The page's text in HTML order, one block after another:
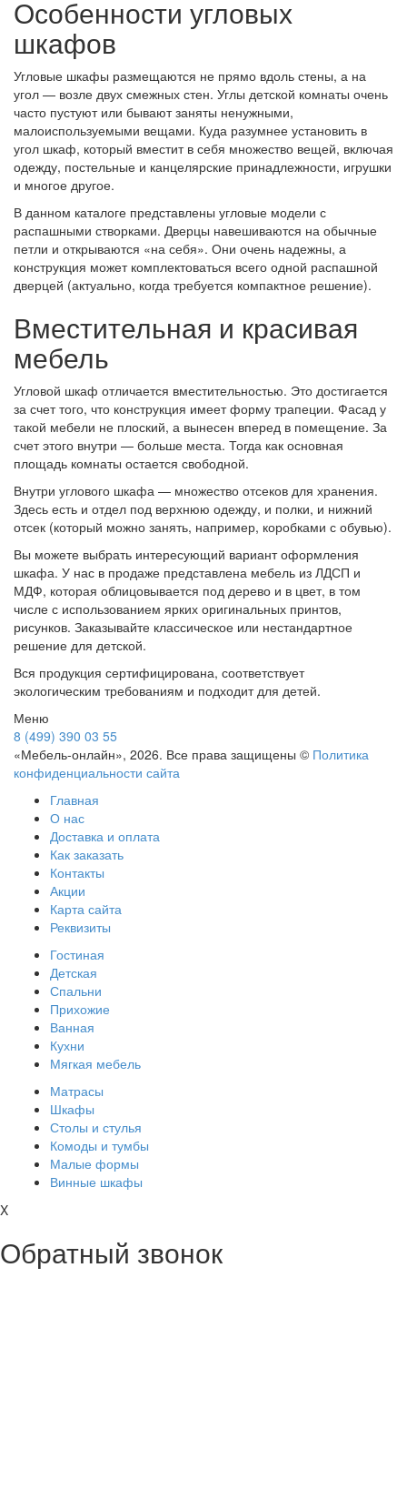
Особенности угловых
шкафов
Угловые шкафы размещаются не прямо вдоль стены, а на
угол — возле двух смежных стен. Углы детской комнаты очень
часто пустуют или бывают заняты ненужными,
малоиспользуемыми вещами. Куда разумнее установить в
угол шкаф, который вместит в себя множество вещей, включая
одежду, постельные и канцелярские принадлежности, игрушки
и многое другое.
В данном каталоге представлены угловые модели с
распашными створками. Дверцы навешиваются на обычные
петли и открываются «на себя». Они очень надежны, а
конструкция может комплектоваться всего одной распашной
дверцей (актуально, когда требуется компактное решение).
Вместительная и красивая
мебель
Угловой шкаф отличается вместительностью. Это достигается
за счет того, что конструкция имеет форму трапеции. Фасад у
такой мебели не плоский, а вынесен вперед в помещение. За
счет этого внутри — больше места. Тогда как основная
площадь комнаты остается свободной.
Внутри углового шкафа — множество отсеков для хранения.
Здесь есть и отдел под верхнюю одежду, и полки, и нижний
отсек (который можно занять, например, коробками с обувью).
Вы можете выбрать интересующий вариант оформления
шкафа. У нас в продаже представлена мебель из ЛДСП и
МДФ, которая облицовывается под дерево и в цвет, в том
числе с использованием ярких оригинальных принтов,
рисунков. Заказывайте классическое или нестандартное
решение для детской.
Вся продукция сертифицирована, соответствует
экологическим требованиям и подходит для детей.
Меню
8 (499) 390 03 55
«Мебель-онлайн», 2026. Все права защищены © Политика
конфиденциальности сайта
Главная
О нас
Доставка и оплата
Как заказать
Контакты
Акции
Карта сайта
Реквизиты
Гостиная
Детская
Спальни
Прихожие
Ванная
Кухни
Мягкая мебель
Матрасы
Шкафы
Столы и стулья
Комоды и тумбы
Малые формы
Винные шкафы
X
Обратный звонок